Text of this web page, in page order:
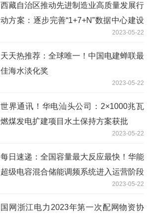
西藏自治区推动先进制造业高质量发展行
动方案：逐步完善“1+7+N”数据中心建设
2023-05-22
天天热推荐：全球唯一！中国电建蝉联最
佳海水淡化奖
2023-05-22
世界通讯！华电汕头公司：2×1000兆瓦
燃煤发电扩建项目水土保持方案获批
2023-05-22
每日速递：全国容量最大反应最快！华能
超级电容混合储能调频系统进入运营阶段
2023-05-22
国网浙江电力2023年第一次配网物资协